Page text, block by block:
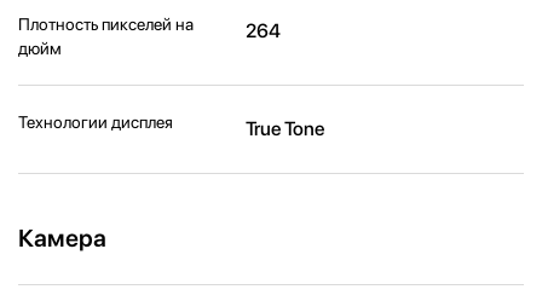
Плотность пикселей на
дюйм
264
Технологии дисплея True Tone
Камера